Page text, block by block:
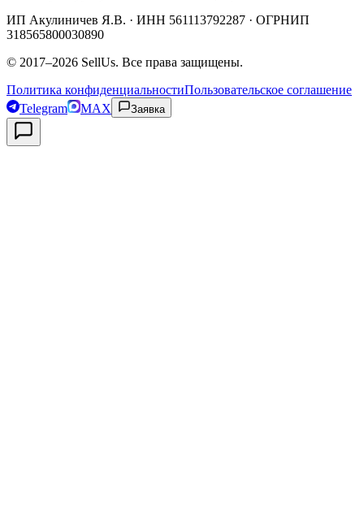
ИП Акулиничев Я.В. · ИНН 561113792287 · ОГРНИП
318565800030890
© 2017–2026 SellUs. Все права защищены.
Политика конфиденциальностиПользовательское соглашение
Telegram
MAX Заявка